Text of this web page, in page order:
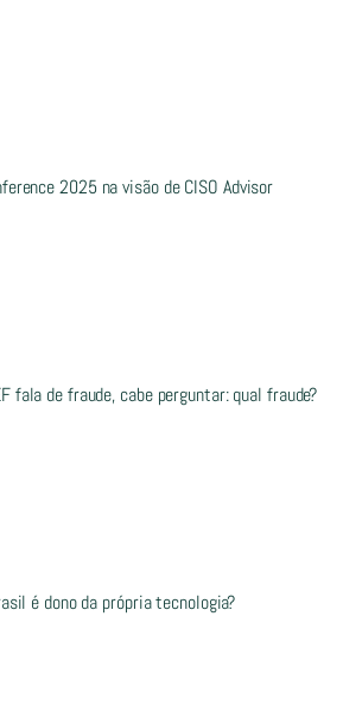
2025 na visão de CISO Advisor
fala de fraude, cabe perguntar: qual fraude?
é dono da própria tecnologia?